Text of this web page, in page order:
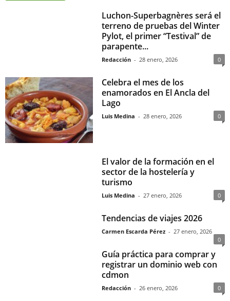
Luchon-Superbagnères será el
terreno de pruebas del Winter
Pylot, el primer “Testival” de
parapente...
Redacción - 28 enero, 2026 0
Celebra el mes de los
enamorados en El Ancla del
Lago
Luis Medina - 28 enero, 2026 0
El valor de la formación en el
sector de la hostelería y
turismo
Luis Medina - 27 enero, 2026 0
Tendencias de viajes 2026
Carmen Escarda Pérez - 27 enero, 2026
0
Guía práctica para comprar y
registrar un dominio web con
cdmon
Redacción - 26 enero, 2026 0